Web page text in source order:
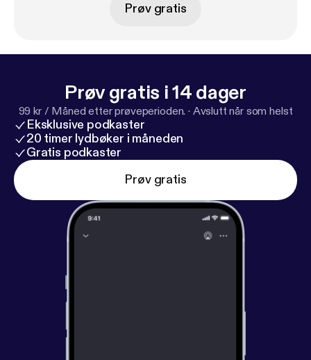
Prøv gratis
Prøv gratis i 14 dager
99 kr / Måned etter prøveperioden. · Avslutt når som helst
Eksklusive podkaster
20 timer lydbøker i måneden
Gratis podkaster
Prøv gratis